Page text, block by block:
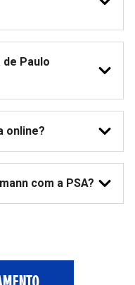
Paulo
online?
com a PSA?